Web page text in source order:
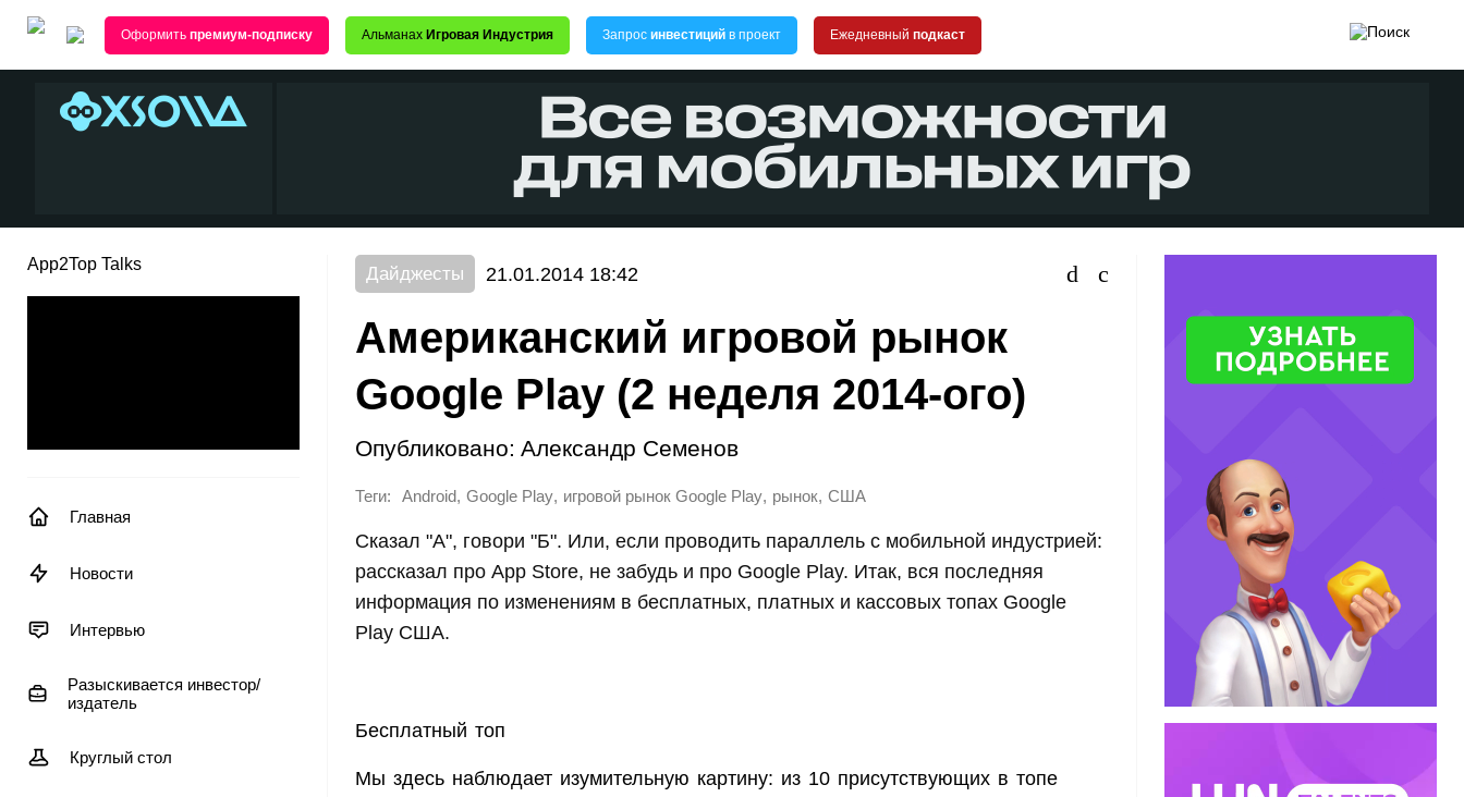
Оформить премиум-подписку Альманах Игровая Индустрия Запрос инвестиций в проект Ежедневный подкаст
App2Top Talks
Главная
Новости
Интервью
Разыскивается инвестор/
издатель
Круглый стол
Дайджесты 21.01.2014 18:42
Американский игровой рынок
Google Play (2 неделя 2014-ого)
Опубликовано: Александр Семенов
Теги: Android, Google Play, игровой рынок Google Play, рынок, США
Сказал "А", говори "Б". Или, если проводить параллель с мобильной индустрией:
рассказал про App Store, не забудь и про Google Play. Итак, вся последняя
информация по изменениям в бесплатных, платных и кассовых топах Google
Play США.
Бесплатный топ
Мы здесь наблюдает изумительную картину: из 10 присутствующих в топе